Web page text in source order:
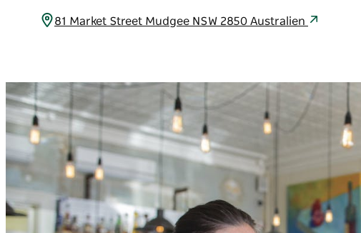
81 Market Street Mudgee NSW 2850 Australien